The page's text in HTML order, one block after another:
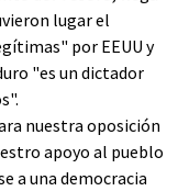
lugar el
por EEUU y
"es un dictador
nuestra oposición
apoyo al pueblo
a una democracia